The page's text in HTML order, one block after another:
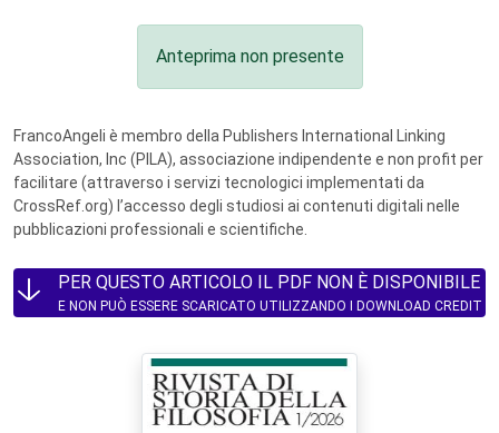
Anteprima non presente
FrancoAngeli è membro della Publishers International Linking
Association, Inc (PILA), associazione indipendente e non profit per
facilitare (attraverso i servizi tecnologici implementati da
CrossRef.org) l’accesso degli studiosi ai contenuti digitali nelle
pubblicazioni professionali e scientifiche.
PER QUESTO ARTICOLO IL PDF NON È DISPONIBILE
E NON PUÒ ESSERE SCARICATO UTILIZZANDO I DOWNLOAD CREDIT